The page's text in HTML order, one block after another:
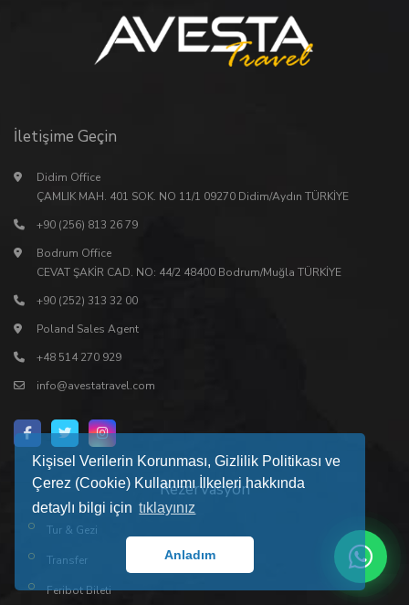
Kişisel Verilerin Korunması, Gizlilik Politikası ve
Çerez (Cookie) Kullanımı İlkeleri hakkında
detaylı bilgi için tıklayınız
Anladım
İletişime Geçin
Didim Office
ÇAMLIK MAH. 401 SOK. NO 11/1 09270 Didim/Aydın TÜRKİYE
+90 (256) 813 26 79
Bodrum Office
CEVAT ŞAKİR CAD. NO: 44/2 48400 Bodrum/Muğla TÜRKİYE
+90 (252) 313 32 00
Poland Sales Agent
+48 514 270 929
info@avestatravel.com
Rezervasyon
Tur & Gezi
Transfer
Feribot Bileti